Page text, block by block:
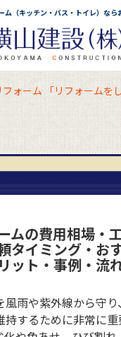
ム（キッチン・バス・トイレ）なら
ォーム 「リフォームをし
ムの費用相場・
タイミング・お
ット・事例・流
風雨や紫外線から守り
持するために非常に